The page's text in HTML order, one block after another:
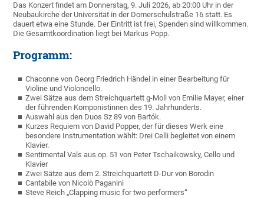
Das Konzert findet am Donnerstag, 9. Juli 2026, ab 20:00 Uhr in der
Neubaukirche der Universität in der Domerschulstraße 16 statt. Es
dauert etwa eine Stunde. Der Eintritt ist frei, Spenden sind willkommen.
Die Gesamtkoordination liegt bei Markus Popp.
Programm:
Chaconne von Georg Friedrich Händel in einer Bearbeitung für
Violine und Violoncello.
Zwei Sätze aus dem Streichquartett g-Moll von Emilie Mayer, einer
der führenden Komponistinnen des 19. Jahrhunderts.
Auswahl aus den Duos Sz 89 von Bartók.
Kurzes Requiem von David Popper, der für dieses Werk eine
besondere Instrumentation wählt: Drei Celli begleitet von einem
Klavier.
Sentimental Vals aus op. 51 von Peter Tschaikowsky, Cello und
Klavier
Zwei Sätze aus dem 2. Streichquartett D-Dur von Borodin
Cantabile von Nicolò Paganini
Steve Reich „Clapping music for two performers“